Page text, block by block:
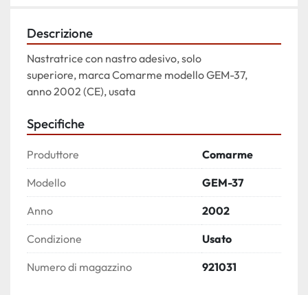
Descrizione
Nastratrice con nastro adesivo, solo
superiore, marca Comarme modello GEM-37,
anno 2002 (CE), usata
Specifiche
Produttore Comarme
Modello GEM-37
Anno 2002
Condizione Usato
Numero di magazzino 921031